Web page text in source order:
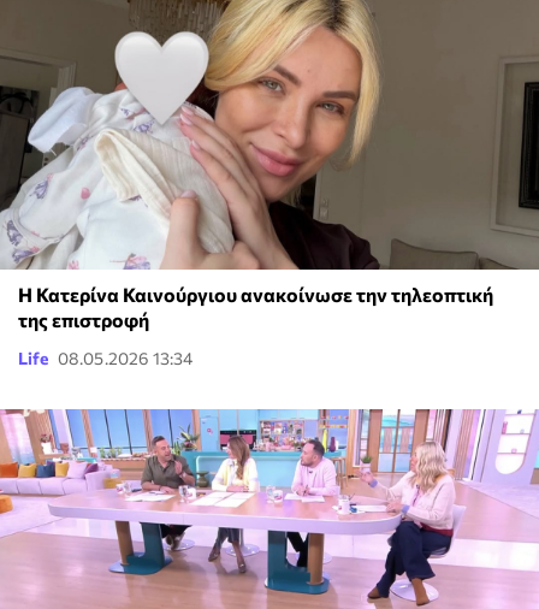
Η Κατερίνα Καινούργιου ανακοίνωσε την τηλεοπτική
της επιστροφή
Life 08.05.2026 13:34